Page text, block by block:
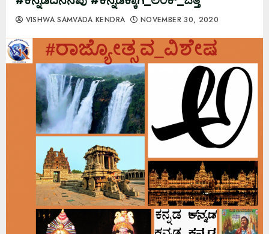
VISHWA SAMVADA KENDRA NOVEMBER 30, 2020